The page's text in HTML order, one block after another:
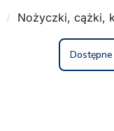
Nożyczki, cążki,